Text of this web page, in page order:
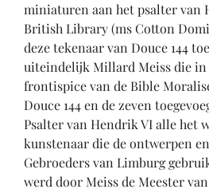
miniaturen aan het psalter van
British Library (ms Cotton
deze tekenaar van Douce 144
uiteindelijk Millard Meiss die in
frontispice van de Bible
Douce 144 en de zeven
Psalter van Hendrik VI alle het
kunstenaar die de ontwerpen
Gebroeders van Limburg
werd door Meiss de Meester